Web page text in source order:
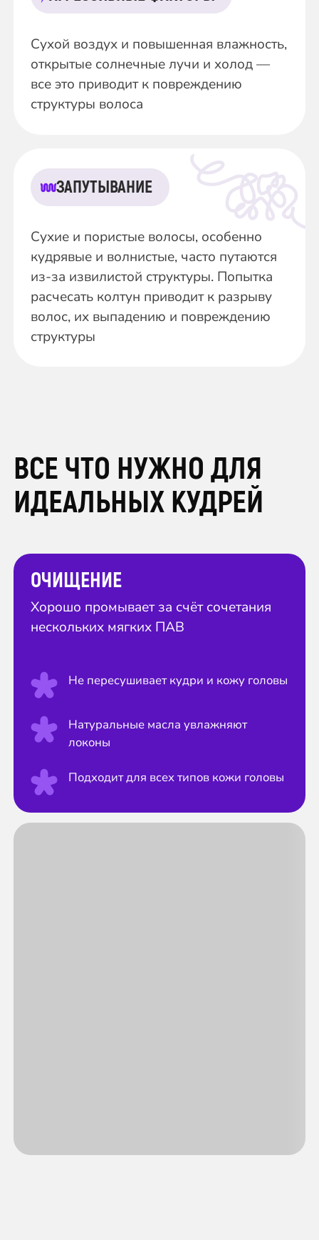
Сухой воздух и повышенная влажность,
открытые солнечные лучи и холод —
все это приводит к повреждению
структуры волоса
ЗАПУТЫВАНИЕ
Сухие и пористые волосы, особенно
кудрявые и волнистые, часто путаются
из-за извилистой структуры. Попытка
расчесать колтун приводит к разрыву
волос, их выпадению и повреждению
структуры
ВСЕ ЧТО НУЖНО ДЛЯ
ИДЕАЛЬНЫХ КУДРЕЙ
ОЧИЩЕНИЕ
Хорошо промывает за счёт сочетания
нескольких мягких ПАВ
Не пересушивает кудри и кожу головы
Натуральные масла увлажняют
локоны
Подходит для всех типов кожи головы